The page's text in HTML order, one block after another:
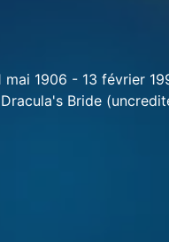
mai 1906 - 13 février
Dracula's Bride